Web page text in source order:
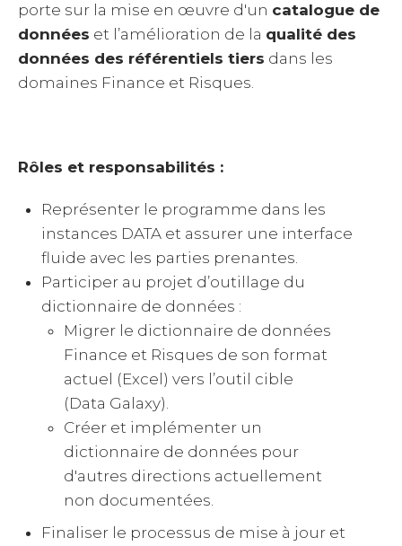
porte sur la mise en œuvre d'un catalogue de
données et l’amélioration de la qualité des
données des référentiels tiers dans les
domaines Finance et Risques.
Rôles et responsabilités :
Représenter le programme dans les
instances DATA et assurer une interface
fluide avec les parties prenantes.
Participer au projet d’outillage du
dictionnaire de données :
Migrer le dictionnaire de données
Finance et Risques de son format
actuel (Excel) vers l’outil cible
(Data Galaxy).
Créer et implémenter un
dictionnaire de données pour
d'autres directions actuellement
non documentées.
Finaliser le processus de mise à jour et